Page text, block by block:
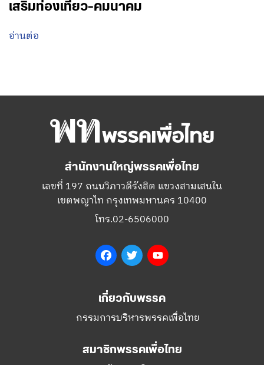
เสริมท่องเที่ยว-คมนาคม
อ่านต่อ
สำนักงานใหญ่พรรคเพื่อไทย
เลขที่ 197 ถนนวิภาวดีรังสิต แขวงสามเสนใน
เขตพญาไท กรุงเทพมหานคร 10400
โทร.02-6506000
FacebookTwitter
เกี่ยวกับพรรค
กรรมการบริหารพรรคเพื่อไทย
สมาชิกพรรคเพื่อไทย